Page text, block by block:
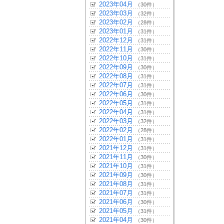
2023年04月 （30件）
2023年03月 （32件）
2023年02月 （28件）
2023年01月 （31件）
2022年12月 （31件）
2022年11月 （30件）
2022年10月 （31件）
2022年09月 （30件）
2022年08月 （31件）
2022年07月 （31件）
2022年06月 （30件）
2022年05月 （31件）
2022年04月 （31件）
2022年03月 （32件）
2022年02月 （28件）
2022年01月 （31件）
2021年12月 （31件）
2021年11月 （30件）
2021年10月 （31件）
2021年09月 （30件）
2021年08月 （31件）
2021年07月 （31件）
2021年06月 （30件）
2021年05月 （31件）
2021年04月 （30件）